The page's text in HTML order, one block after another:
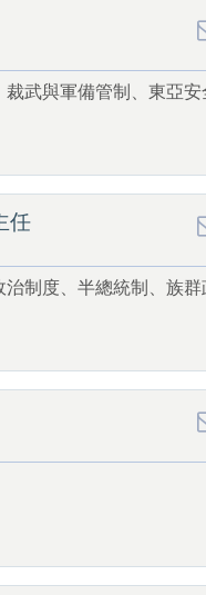
武與軍備管制、東亞安
任
治制度、半總統制、族群